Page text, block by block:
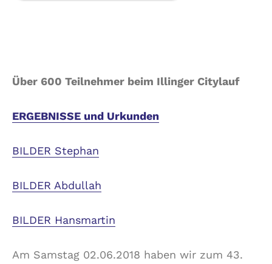
Über 600 Teilnehmer beim Illinger Citylauf
ERGEBNISSE und Urkunden
BILDER Stephan
BILDER Abdullah
BILDER Hansmartin
Am Samstag 02.06.2018 haben wir zum 43.